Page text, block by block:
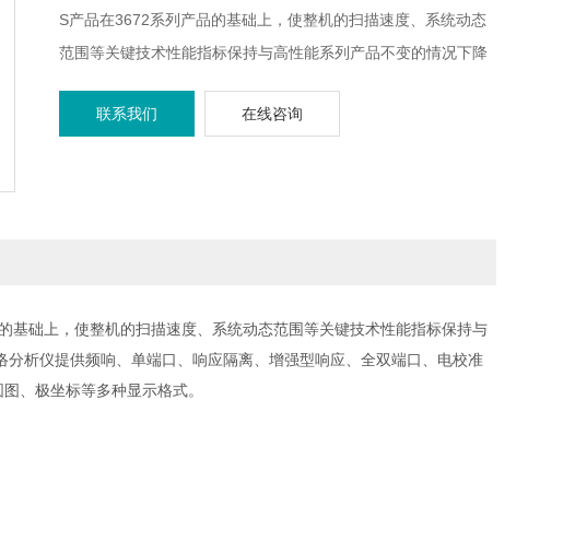
S产品在3672系列产品的基础上，使整机的扫描速度、系统动态
范围等关键技术性能指标保持与高性能系列产品不变的情况下降
单端口、响应隔离、增强型响应、全双端口、电校准等多种校准
联系我们 在线咨询
基础上，使整机的扫描速度、系统动态范围等关键技术性能指标保持与
析仪提供频响、单端口、响应隔离、增强型响应、全双端口、电校准
、极坐标等多种显示格式。